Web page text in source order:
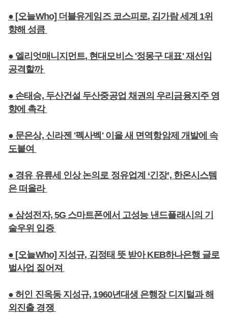
● [오늘Who] 더블유게임즈 코스피로, 김가람 세계 1위
향해 성큼
● 엘리엇매니지먼트, 현대모비스 '정몽구 대표' 재선임
공격할까
● 손태승, 두산건설 두산중공업 채권의 우리금융지주 영
향에 촉각
● 문은상, 신라젠 '펙사벡' 이을 새 면역항암제 개발에 속
도붙여
● 경유 유류세 인상 논의로 정유업계 ‘긴장’, 한온시스템
은 떠올라
● 삼성전자, 5G 스마트폰에서 고성능 낸드플래시의 기
술우위 입증
● [오늘Who] 지성규, 김정태 뜻 받아 KEB하나은행 글로
벌사업 짊어져
● 허인 진옥동 지성규, 1960년대생 은행장 디지털과 해
외진출 경쟁